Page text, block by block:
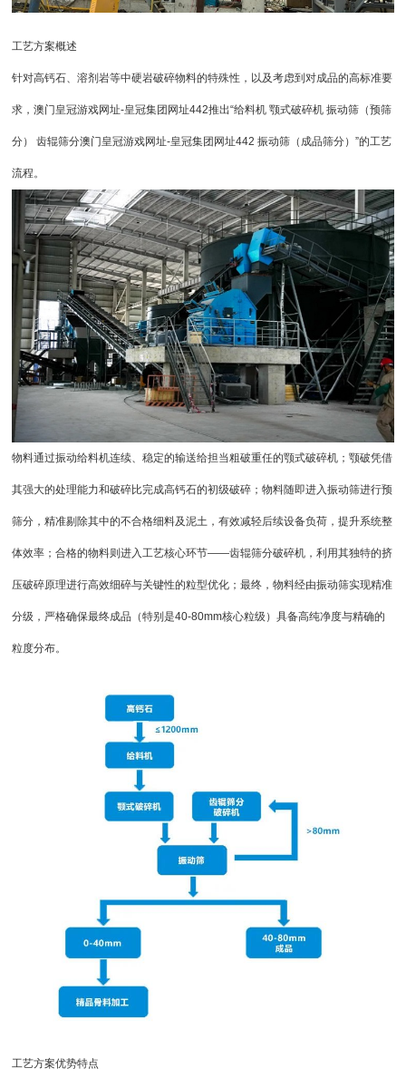
工艺方案概述
针对高钙石、溶剂岩等中硬岩破碎物料的特殊性，以及考虑到对成品的高标准要
求，澳门皇冠游戏网址-皇冠集团网址442推出“给料机 颚式破碎机 振动筛 （预筛
分） 齿辊筛分澳门皇冠游戏网址-皇冠集团网址442 振动筛（成品筛分）”的工艺
流程。
物料通过振动给料机连续、稳定的输送给担当粗破重任的颚式破碎机；颚破凭借
其强大的处理能力和破碎比完成高钙石的初级破碎；物料随即进入振动筛进行预
筛分，精准剔除其中的不合格细料及泥土，有效减轻后续设备负荷，提升系统整
体效率；合格的物料则进入工艺核心环节——齿辊筛分破碎机，利用其独特的挤
压破碎原理进行高效细碎与关键性的粒型优化；最终，物料经由振动筛实现精准
分级，严格确保最终成品（特别是40-80mm核心粒级）具备高纯净度与精确的
粒度分布。
工艺方案优势特点